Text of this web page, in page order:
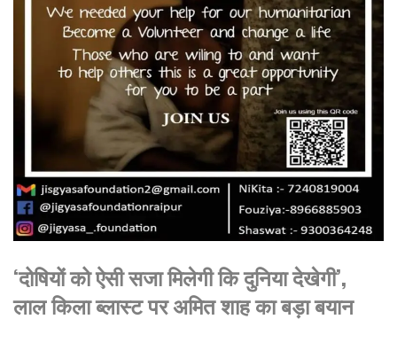
‘दोषियों को ऐसी सजा मिलेगी कि दुनिया देखेगी’,
लाल किला ब्लास्ट पर अमित शाह का बड़ा बयान